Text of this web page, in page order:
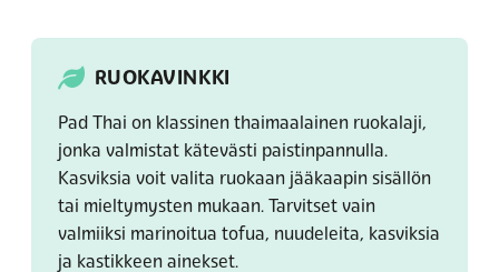
RUOKAVINKKI
Pad Thai on klassinen thaimaalainen ruokalaji,
jonka valmistat kätevästi paistinpannulla.
Kasviksia voit valita ruokaan jääkaapin sisällön
tai mieltymysten mukaan. Tarvitset vain
valmiiksi marinoitua tofua, nuudeleita, kasviksia
ja kastikkeen ainekset.